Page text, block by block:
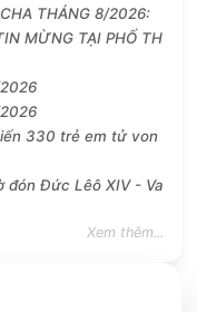
THÁNG 8/2026:
MỪNG TẠI PHỐ TH
330 trẻ em tử von
đón Đức Lêô XIV - Va
Xem thêm...